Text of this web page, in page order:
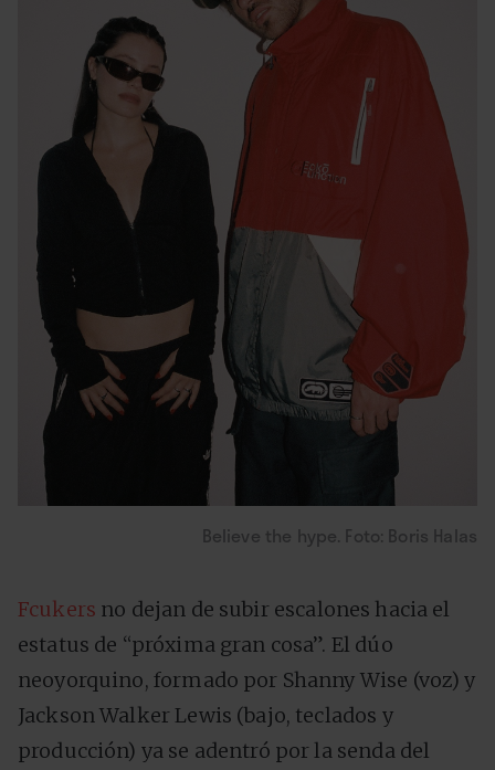
Believe the hype. Foto: Boris Halas
Fcukers no dejan de subir escalones hacia el
estatus de “próxima gran cosa”. El dúo
neoyorquino, formado por Shanny Wise (voz) y
Jackson Walker Lewis (bajo, teclados y
producción) ya se adentró por la senda del